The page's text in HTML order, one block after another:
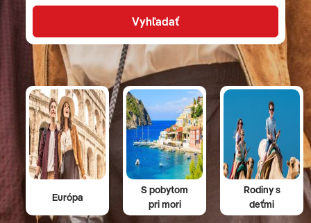
ale aj zábavný park Asterixa a Obelixa.
Vyhľadať
Európa
S pobytom
pri mori
Rodiny s
deťmi